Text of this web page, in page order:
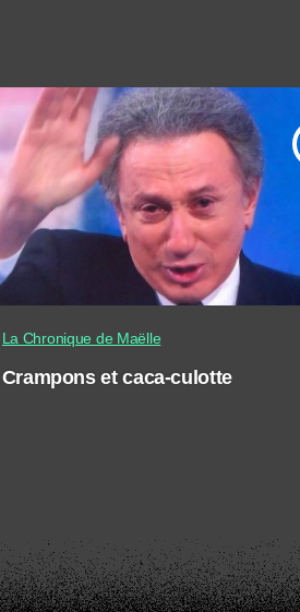
La Chronique de Maëlle
Crampons et caca-culotte